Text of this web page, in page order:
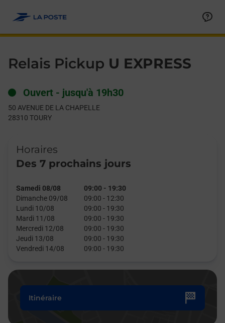
Relais Pickup U EXPRESS
Ouvert - jusqu'à 19h30
50 AVENUE DE LA CHAPELLE
28310 TOURY
Horaires
Des 7 prochains jours
Samedi 08/08 09:00 - 19:30
Dimanche 09/08
09:00 - 12:30
Lundi 10/08
09:00 - 19:30
Mardi 11/08
09:00 - 19:30
Mercredi 12/08
09:00 - 19:30
Jeudi 13/08
09:00 - 19:30
Vendredi 14/08
09:00 - 19:30
Itinéraire